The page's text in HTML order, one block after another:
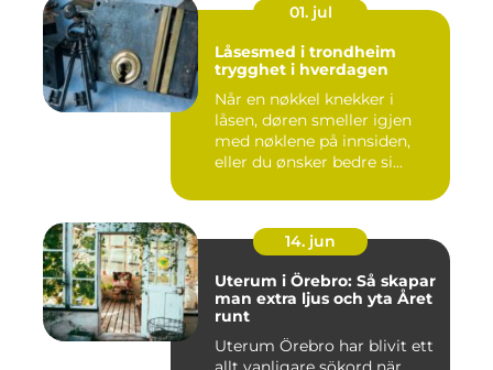
01. jul
Låsesmed i trondheim
trygghet i hverdagen
Når en nøkkel knekker i
låsen, døren smeller igjen
med nøklene på innsiden,
eller du ønsker bedre si...
14. jun
Uterum i Örebro: Så skapar
man extra ljus och yta Året
runt
Uterum Örebro har blivit ett